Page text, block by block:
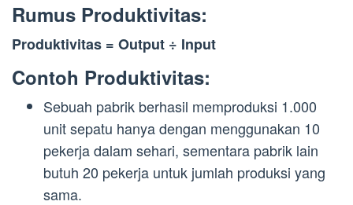
Rumus Produktivitas:
Produktivitas = Output ÷ Input
Contoh Produktivitas:
Sebuah pabrik berhasil memproduksi 1.000
unit sepatu hanya dengan menggunakan 10
pekerja dalam sehari, sementara pabrik lain
butuh 20 pekerja untuk jumlah produksi yang
sama.